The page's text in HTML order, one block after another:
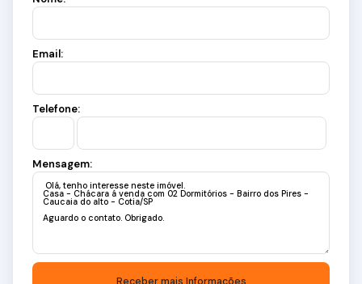
Email:
Telefone:
Mensagem: